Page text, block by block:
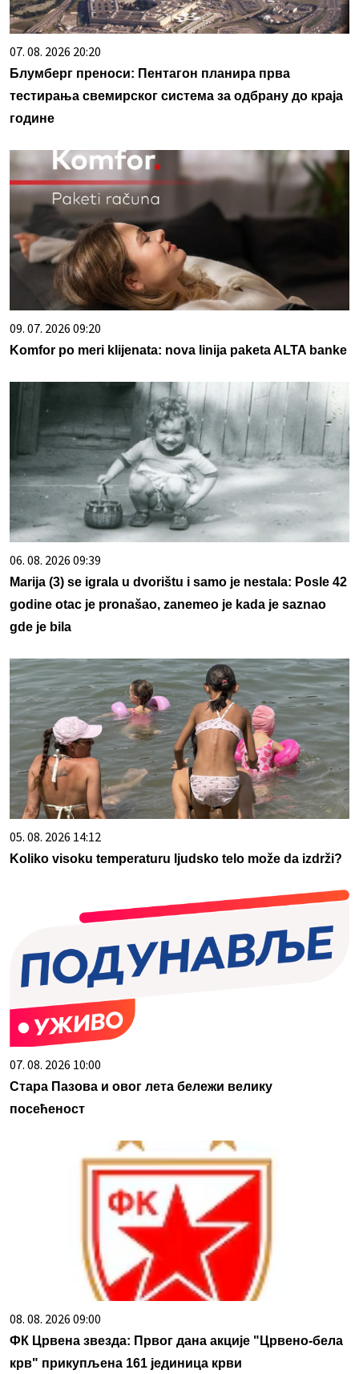
07. 08. 2026 20:20
Блумберг преноси: Пентагон планира прва
тестирања свемирског система за одбрану до краја
године
09. 07. 2026 09:20
Komfor po meri klijenata: nova linija paketa ALTA banke
06. 08. 2026 09:39
Marija (3) se igrala u dvorištu i samo je nestala: Posle 42
godine otac je pronašao, zanemeo je kada je saznao
gde je bila
05. 08. 2026 14:12
Koliko visoku temperaturu ljudsko telo može da izdrži?
07. 08. 2026 10:00
Стара Пазова и овог лета бележи велику
посећеност
08. 08. 2026 09:00
ФК Црвена звезда: Првог дана акције "Црвено-бела
крв" прикупљена 161 јединица крви